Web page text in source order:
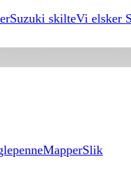
Suzuki skilteVi elsker
MapperSlik